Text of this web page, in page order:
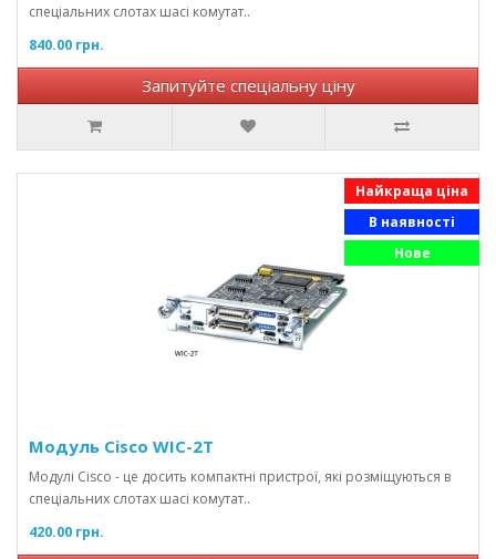
спеціальних слотах шасі комутат..
840.00 грн.
Запитуйте спеціальну ціну
Найкраща ціна
В наявності
Нове
Модуль Cisco WIC-2T
Модулі Cisco - це досить компактні пристрої, які розміщуються в
спеціальних слотах шасі комутат..
420.00 грн.